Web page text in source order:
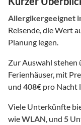
Allergikergeeignet
Reisende, die Wert
Planung legen.
Zur Auswahl stehen
Ferienhäuser, mit
und 408€ pro Nacht
Viele Unterkünfte
wieWLAN, und 5